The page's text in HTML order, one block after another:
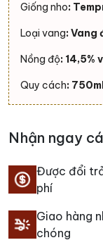
Giống nho:
Loại vang: Vang
Nồng độ: 14,5%
Quy cách:
Nhận ngay
Được đổi
phí
Giao hàng
chóng